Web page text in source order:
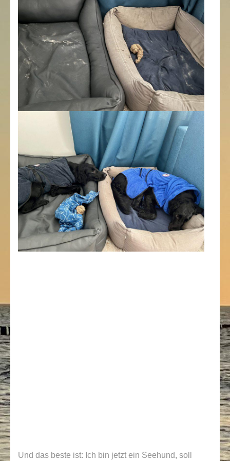
Und das beste ist: Ich bin jetzt ein Seehund, soll